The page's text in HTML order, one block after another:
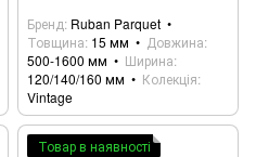
Бренд Ruban Parquet
Товщина 15 мм
Довжина
500-1600 мм
Ширина
120/140/160 мм
Колекція
Vintage
Товар в наявності